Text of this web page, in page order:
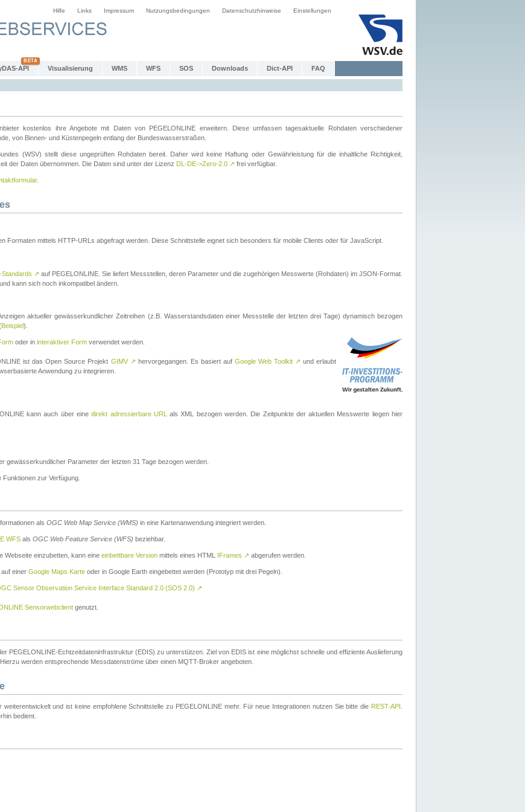
Hilfe Links Impressum Nutzungsbedingungen Datenschutzhinweise Einstellungen
API Visualisierung WMS WFS SOS Downloads Dict-API FAQ
kostenlos ihre Angebote mit Daten von PEGELONLINE erweitern. Diese umfassen tagesaktuelle Rohdaten verschiedener
von Binnen- und Küstenpegeln entlang der Bundeswasserstraßen.
(WSV) stellt diese ungeprüften Rohdaten bereit. Daher wird keine Haftung oder Gewährleistung für die inhaltliche Richtigkeit,
der Daten übernommen. Die Daten sind unter der Lizenz DL-DE->Zero-2.0 ↗ frei verfügbar.
.
Formaten mittels HTTP-URLs abgefragt werden. Diese Schnittstelle eignet sich besonders für mobile Clients oder für JavaScript.
Standards ↗ auf PEGELONLINE. Sie liefert Messstellen, deren Parameter und die zugehörigen Messwerte (Rohdaten) im JSON-Format.
kann sich noch inkompatibel ändern.
aktueller gewässerkundlicher Zeitreihen (z.B. Wasserstandsdaten einer Messstelle der letzten drei Tage) dynamisch bezogen
Beispiel).
oder in interaktiver Form verwendet werden.
ist das Open Source Projekt GIMV ↗ hervorgegangen. Es basiert auf Google Web Toolkit ↗ und erlaubt
Anwendung zu integrieren.
kann auch über einedirekt adressierbare URL
als XML bezogen werden. Die Zeitpunkte der aktuellen Messwerte liegen hier
gewässerkundlicher Parameter der letzten 31 Tage bezogen werden.
zur Verfügung.
als OGC Web Map Service (WMS) in eine Kartenanwendung integriert werden.
WFS als OGC Web Feature Service (WFS) beziehbar.
Webseite einzubetten, kann eine einbettbare Version mittels eines HTML IFrames ↗ abgerufen werden.
einer Google Maps Karte oder in Google Earth eingebettet werden (Prototyp mit drei Pegeln).
Sensor Observation Service Interface Standard 2.0 (SOS 2.0) ↗
Sensorwebclient genutzt.
PEGELONLINE-Echtzeitdateninfrastruktur (EDIS) zu unterstützen. Ziel von EDIS ist eine möglichst schnelle und effiziente Auslieferung
werden entsprechende Messdatenströme über einen MQTT-Broker angeboten.
weiterentwickelt und ist keine empfohlene Schnittstelle zu PEGELONLINE mehr. Für neue Integrationen nutzen Sie bitte die REST-API
bedient.